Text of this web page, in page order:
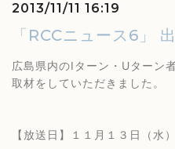
2013/11/11 16:19
「RCCニュース6」
広島県内のIターン・Uターン
取材をしていただきました。
【放送日】１１月１３日（